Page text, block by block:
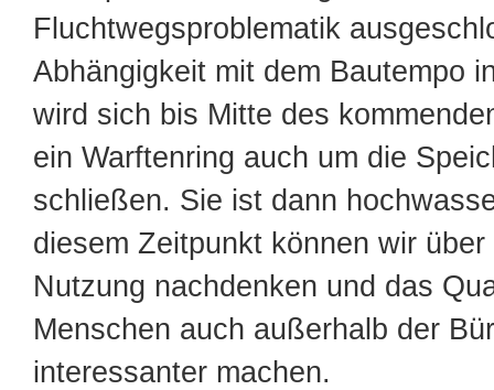
Fluchtwegsproblematik
Abhängigkeit mit dem Bautempo
wird sich bis Mitte des
ein Warftenring auch um die
schließen. Sie ist dann
diesem Zeitpunkt können wir
Nutzung nachdenken und das
Menschen auch außerhalb der
interessanter machen.